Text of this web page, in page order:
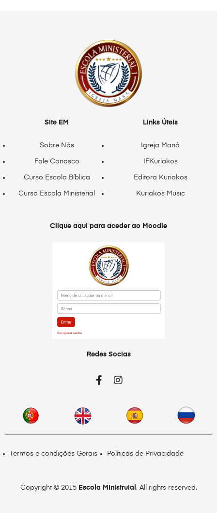
Site EM
Sobre Nós
Fale Conosco
Curso Escola Bíblica
Curso Escola Ministerial
Links Úteis
Igreja Maná
IFKuriakos
Editora Kuriakos
Kuriakos Music
Clique aqui para aceder ao Moodle
Redes Socias
Termos e condições Gerais Políticas de Privacidade
Copyright © 2015 Escola Ministruial . All rights reserved.